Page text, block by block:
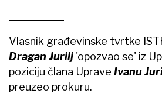
Vlasnik građevinske tvrtke
Dragan Jurilj 'opozvao se' iz
poziciju člana Uprave Ivanu
preuzeo prokuru.